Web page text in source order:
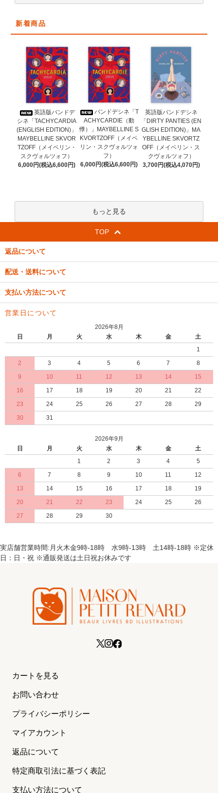
新着商品
英語版バンドデ
シネ「TACHYCARDIA
(ENGLISH EDITION)」
MAYBELLINE SKVOR
TZOFF（メイベリン・
スクヴォルツォフ）
6,000円(税込6,600円)
バンドデシネ「T
ACHYCARDIE（動
悸）」MAYBELLINE S
KVORTZOFF（メイベ
リン・スクヴォルツォ
フ）
6,000円(税込6,600円)
英語版バンドデシネ
「DIRTY PANTIES (EN
GLISH EDITION)」MA
YBELLINE SKVORTZ
OFF（メイベリン・ス
クヴォルツォフ）
3,700円(税込4,070円)
もっと見る
TOP
返品について
配送・送料について
支払い方法について
営業日について
2026年8月
日
月 火 水 木 金
土
1
2
3 4 5 6 7
8
9
10 11 12 13 14
15
16
17 18 19 20 21
22
23
24 25 26 27 28
29
30
31
2026年9月
日
月 火 水 木 金
土
1
2 3 4
5
6
7 8 9 10 11
12
13
14 15 16 17 18
19
20
21 22 23 24 25
26
27
28 29 30
実店舗営業時間:月火木金9時-18時 水9時-13時 土14時-18時 ※定休
日：日・祝 ※通販発送は土日祝お休みです
カートを見る
お問い合わせ
プライバシーポリシー
マイアカウント
返品について
特定商取引法に基づく表記
支払い方法について